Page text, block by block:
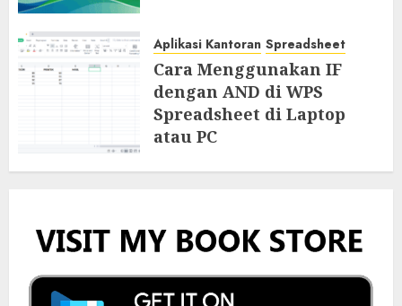
Aplikasi Kantoran Spreadsheet
Cara Menggunakan IF
dengan AND di WPS
Spreadsheet di Laptop
atau PC